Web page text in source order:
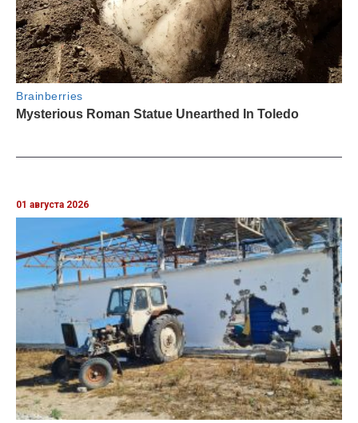
01 августа 2026